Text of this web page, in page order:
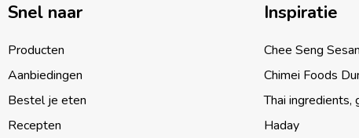
Snel naar
Producten
Aanbiedingen
Bestel je eten
Recepten
Inspiratie
Chee Seng
Chimei Foods
Thai ingredients,
Haday